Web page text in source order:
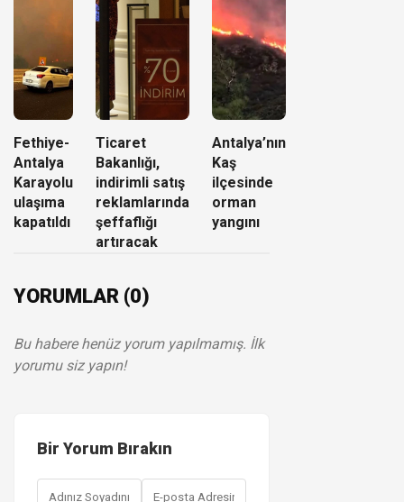
Fethiye-
Antalya
Karayolu
ulaşıma
kapatıldı
Ticaret
Bakanlığı,
indirimli satış
reklamlarında
şeffaflığı
artıracak
Antalya’nın
Kaş
ilçesinde
orman
yangını
YORUMLAR (0)
Bu habere henüz yorum yapılmamış. İlk
yorumu siz yapın!
Bir Yorum Bırakın